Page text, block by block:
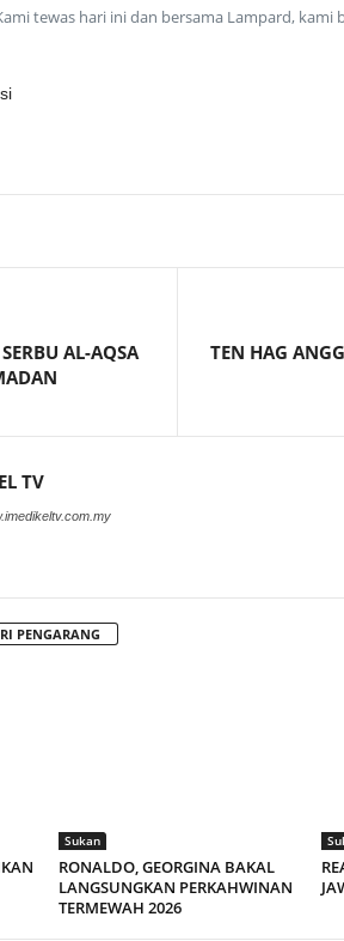
tewas hari ini dan bersama Lampard, kami
AL-AQSA
TEN HAG
TV
PENGARANG
Sukan
RONALDO, GEORGINA BAKAL
LANGSUNGKAN PERKAHWINAN
TERMEWAH 2026